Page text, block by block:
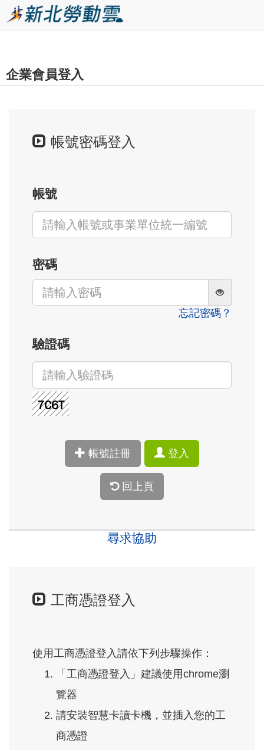
到
內企業會員登入
帳號密碼登入
帳號
密碼
忘記密碼？
驗證碼
帳號註冊 登入
回上頁
尋求協助
工商憑證登入
使用工商憑證登入請依下列步驟操作：
「工商憑證登入」建議使用chrome瀏
覽器
請安裝智慧卡讀卡機，並插入您的工
商憑證